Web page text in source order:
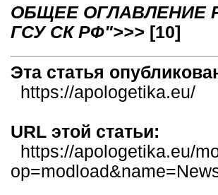
ОБЩЕЕ ОГЛАВЛЕНИЕ
ГСУ СК РФ">>> [10]
Эта статья
https://apologetika.eu/
URL этой статьи:
https://apologetika.eu/